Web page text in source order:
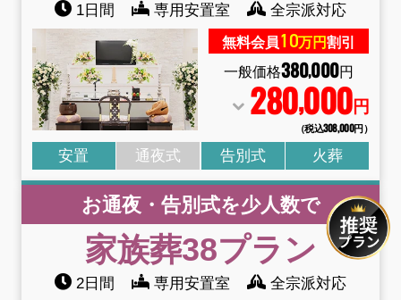
1日間 専用安置室 全宗派対応
無料会員10万円割引
一般価格380,000円
280,000円
（税込308,000円）
安置 通夜式 告別式 火葬
お通夜・告別式を少人数で
家族葬38プラン
2日間 専用安置室 全宗派対応